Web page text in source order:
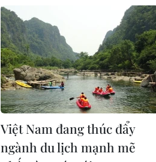
Việt Nam đang thúc đẩy
ngành du lịch mạnh mẽ